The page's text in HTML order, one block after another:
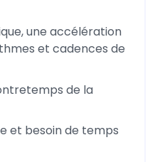
une accélération
et cadences de
de la
et besoin de temps